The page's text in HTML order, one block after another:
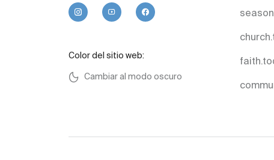
Color del sitio web:
Cambiar al modo oscuro